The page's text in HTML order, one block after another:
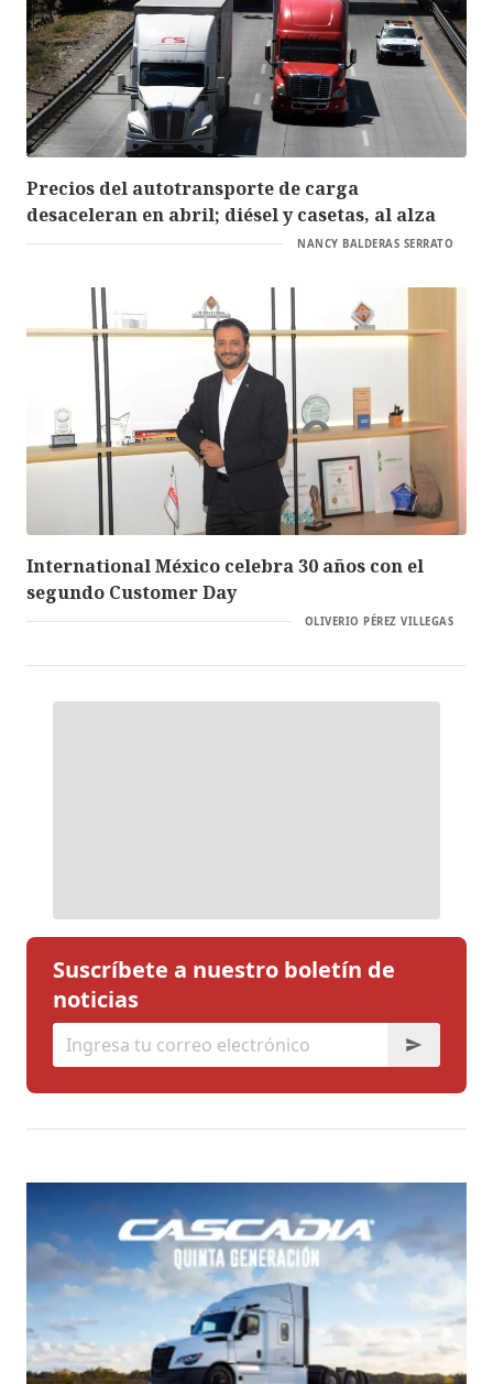
Precios del autotransporte de carga
desaceleran en abril; diésel y casetas, al alza
NANCY BALDERAS SERRATO
International México celebra 30 años con el
segundo Customer Day
OLIVERIO PÉREZ VILLEGAS
Suscríbete a nuestro boletín de
noticias